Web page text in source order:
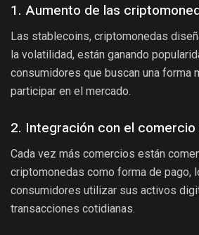
1. Aumento de las
Las stablecoins, criptomonedas
la volatilidad, están ganando
consumidores que buscan una forma
participar en el mercado.
2. Integración con el comercio
Cada vez más comercios están
criptomonedas como forma de pago,
consumidores utilizar sus activos
transacciones cotidianas.